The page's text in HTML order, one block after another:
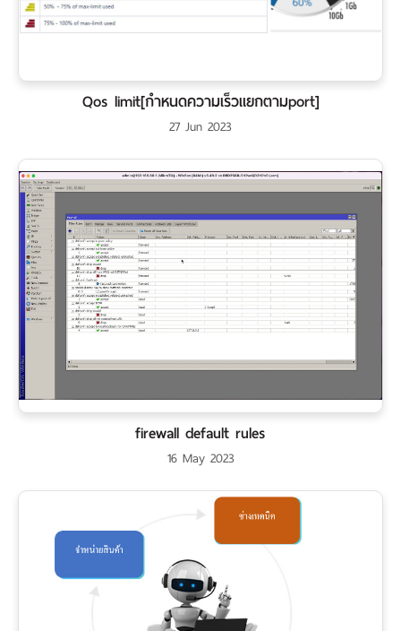
Qos limit[กำหนดความเร็วแยกตามport]
27 Jun 2023
firewall default rules
16 May 2023